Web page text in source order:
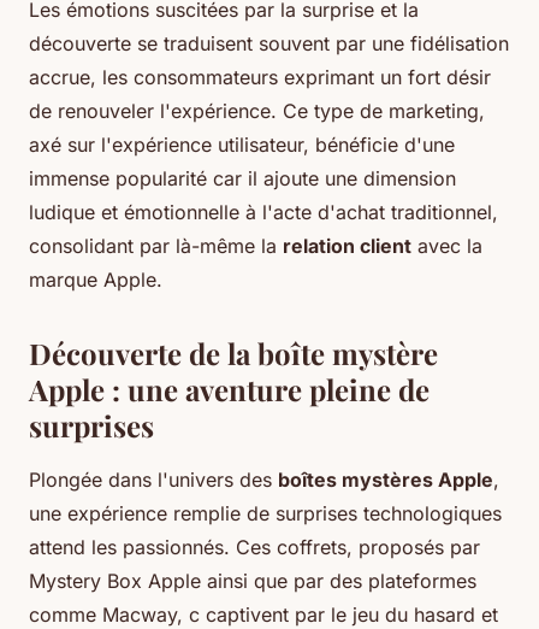
Les émotions suscitées par la surprise et la
découverte se traduisent souvent par une fidélisation
accrue, les consommateurs exprimant un fort désir
de renouveler l'expérience. Ce type de marketing,
axé sur l'expérience utilisateur, bénéficie d'une
immense popularité car il ajoute une dimension
ludique et émotionnelle à l'acte d'achat traditionnel,
consolidant par là-même la relation client avec la
marque Apple.
Découverte de la boîte mystère
Apple : une aventure pleine de
surprises
Plongée dans l'univers des boîtes mystères Apple,
une expérience remplie de surprises technologiques
attend les passionnés. Ces coffrets, proposés par
Mystery Box Apple ainsi que par des plateformes
comme Macway, c captivent par le jeu du hasard et